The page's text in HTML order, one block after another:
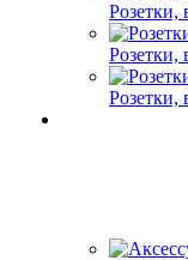
Розетки,
Розетки,
Розетки,